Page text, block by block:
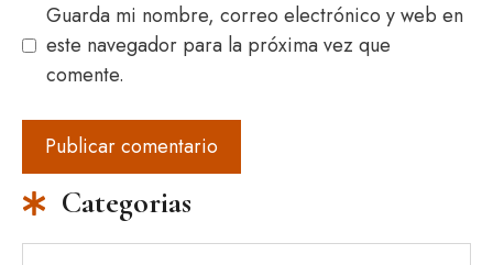
Guarda mi nombre, correo electrónico y web en
este navegador para la próxima vez que
comente.
Categorias